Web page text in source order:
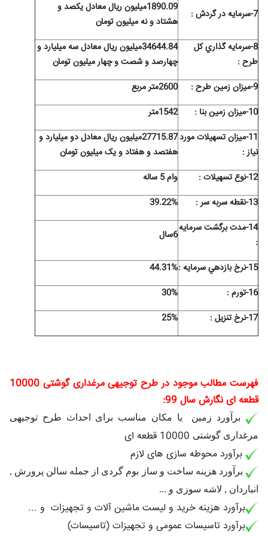
7-سرمايه در گردش :
1890.09میلیون ریال معادل یکصد و
هشتاد و نه میلیون تومان
8-سرمايه گذاري کل
طرح :
34644.84میلیون ریال معادل سه میلیارد و
چهارصد و شصت و چهار میلیون تومان
9-ميزان زمين طرح :
2600متر مربع
10-ميزان زمين بنا :
1542متر
11-ميزان تسهيلات مورد
نياز :
27715.87میلیون ریال معادل دو میلیارد و
هفتصد و هفتاد و یک میلیون تومان
12-نوع تسهيلات :
وام 5 ساله
13-نقطه سربه سر :
39.22%
14-مدت برگشت سرمايه
:
6سال
15-نرخ بازدهي سرمايه :
44.31%
16-تورم :
30%
17-نرخ تنزیل :
25%
فهرست مطالب موجود در طرح توجیهی مرغداری گوشتی 10000
قطعه ای نگارش سال 99:
برآورد زمین یا مکان مناسب برای احداث طرح توجیهی
مرغداری گوشتی
برآورد محوطه سازی های لازم
برآورد هزینه ساخت و ساز بوم گردی از جمله سالن پرورش ,
انباردان , لاشه سوزی و ...
برآورد هزینه خرید و لیست ماشین آلات و تجهیزات و ...
برآورد تاسیسات عمومی و تجهیزات (تاسیسات)